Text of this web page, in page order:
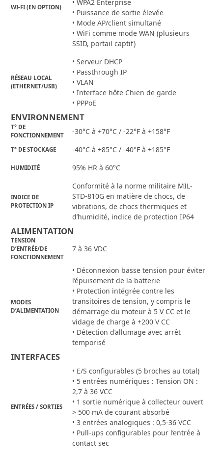
WI-FI (EN OPTION)
• WPA2 Enterprise
• Puissance de sortie élevée
• Mode AP/client simultané
• WiFi comme mode WAN (plusieurs
SSID, portail captif)
RÉSEAU LOCAL
(ETHERNET/USB)
• Serveur DHCP
• Passthrough IP
• VLAN
• Interface hôte Chien de garde
• PPPoE
ENVIRONNEMENT
T° DE
FONCTIONNEMENT
-30°C à +70°C / -22°F à +158°F
T° DE STOCKAGE -40°C à +85°C / -40°F à +185°F
HUMIDITÉ 95% HR à 60°C
INDICE DE
PROTECTION IP
Conformité à la norme militaire MIL-
STD-810G en matière de chocs, de
vibrations, de chocs thermiques et
d’humidité, indice de protection IP64
ALIMENTATION
TENSION
D’ENTRÉE/DE
FONCTIONNEMENT
7 à 36 VDC
MODES
D’ALIMENTATION
• Déconnexion basse tension pour éviter
l’épuisement de la batterie
• Protection intégrée contre les
transitoires de tension, y compris le
démarrage du moteur à 5 V CC et le
vidage de charge à +200 V CC
• Détection d’allumage avec arrêt
temporisé
INTERFACES
ENTRÉES / SORTIES
• E/S configurables (5 broches au total)
• 5 entrées numériques : Tension ON :
2,7 à 36 VCC
• 1 sortie numérique à collecteur ouvert
> 500 mA de courant absorbé
• 3 entrées analogiques : 0,5-36 VCC
• Pull-ups configurables pour l’entrée à
contact sec